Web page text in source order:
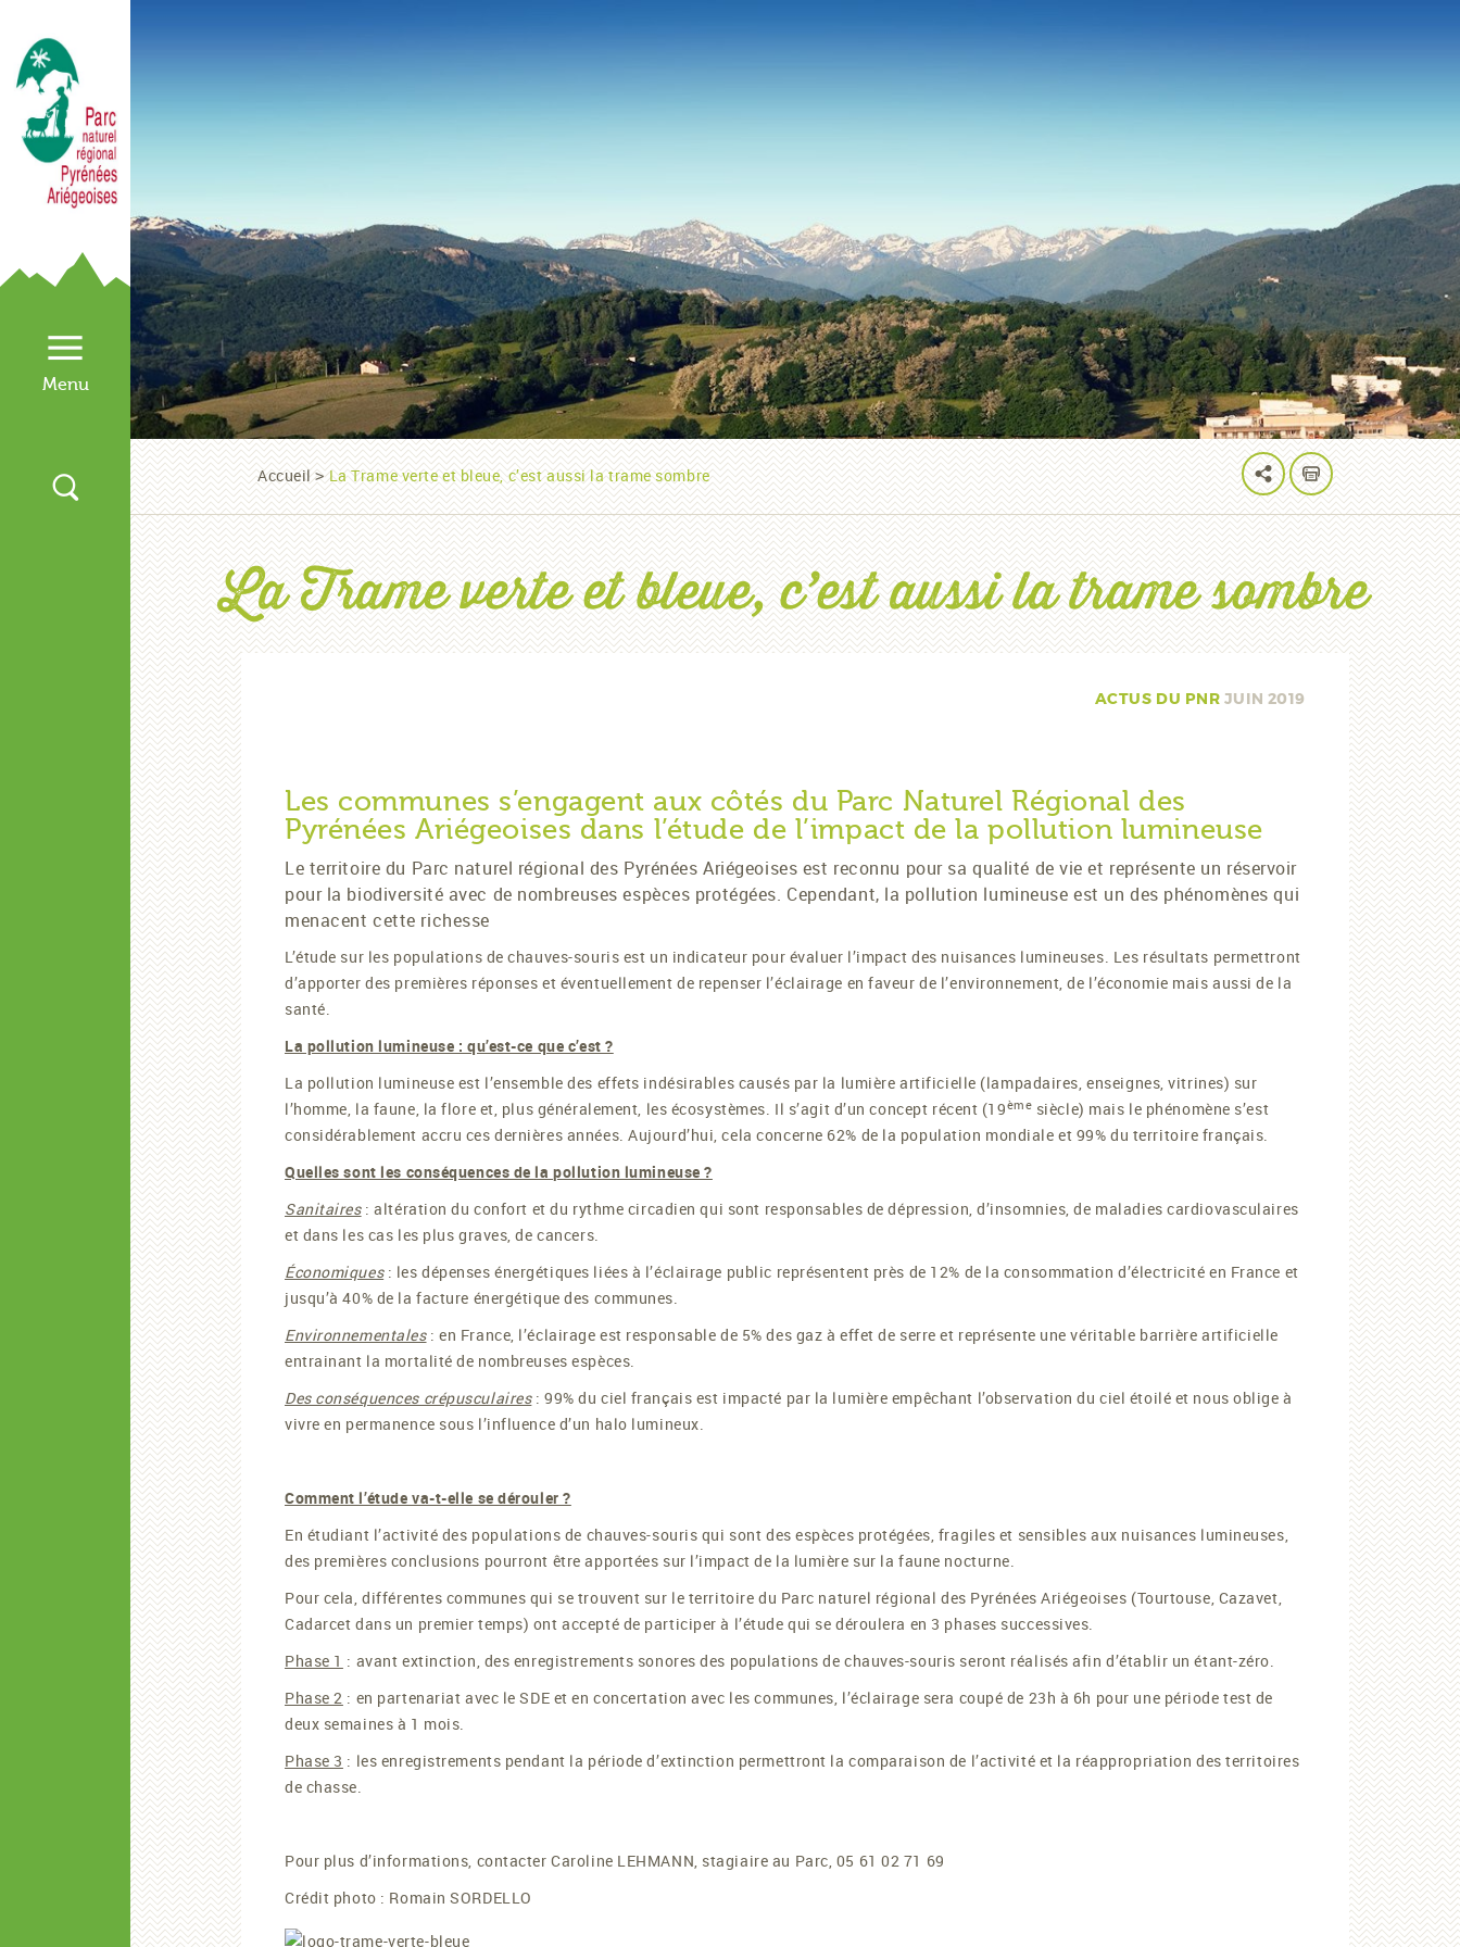
Accueil > La Trame verte et bleue, c’est aussi la trame sombre
La Trame verte et bleue, c’est aussi la trame sombre
ACTUS DU PNR JUIN 2019
Les communes s’engagent aux côtés du Parc Naturel Régional des
Pyrénées Ariégeoises dans l’étude de l’impact de la pollution lumineuse
Le territoire du Parc naturel régional des Pyrénées Ariégeoises est reconnu pour sa qualité de vie et représente un réservoir
pour la biodiversité avec de nombreuses espèces protégées. Cependant, la pollution lumineuse est un des phénomènes qui
menacent cette richesse
L’étude sur les populations de chauves-souris est un indicateur pour évaluer l’impact des nuisances lumineuses. Les résultats permettront
d’apporter des premières réponses et éventuellement de repenser l’éclairage en faveur de l’environnement, de l’économie mais aussi de la
santé.
La pollution lumineuse : qu’est-ce que c’est ?
La pollution lumineuse est l’ensemble des effets indésirables causés par la lumière artificielle (lampadaires, enseignes, vitrines) sur
l’homme, la faune, la flore et, plus généralement, les écosystèmes. Il s’agit d’un concept récent (19ème siècle) mais le phénomène s’est
considérablement accru ces dernières années. Aujourd’hui, cela concerne 62% de la population mondiale et 99% du territoire français.
Quelles sont les conséquences de la pollution lumineuse ?
Sanitaires : altération du confort et du rythme circadien qui sont responsables de dépression, d’insomnies, de maladies cardiovasculaires
et dans les cas les plus graves, de cancers.
Économiques : les dépenses énergétiques liées à l’éclairage public représentent près de 12% de la consommation d’électricité en France et
jusqu’à 40% de la facture énergétique des communes.
Environnementales : en France, l’éclairage est responsable de 5% des gaz à effet de serre et représente une véritable barrière artificielle
entrainant la mortalité de nombreuses espèces.
Des conséquences crépusculaires : 99% du ciel français est impacté par la lumière empêchant l’observation du ciel étoilé et nous oblige à
vivre en permanence sous l’influence d’un halo lumineux.
Comment l’étude va-t-elle se dérouler ?
En étudiant l’activité des populations de chauves-souris qui sont des espèces protégées, fragiles et sensibles aux nuisances lumineuses,
des premières conclusions pourront être apportées sur l’impact de la lumière sur la faune nocturne.
Pour cela, différentes communes qui se trouvent sur le territoire du Parc naturel régional des Pyrénées Ariégeoises (Tourtouse, Cazavet,
Cadarcet dans un premier temps) ont accepté de participer à l’étude qui se déroulera en 3 phases successives.
Phase 1 : avant extinction, des enregistrements sonores des populations de chauves-souris seront réalisés afin d’établir un étant-zéro.
Phase 2 : en partenariat avec le SDE et en concertation avec les communes, l’éclairage sera coupé de 23h à 6h pour une période test de
deux semaines à 1 mois.
Phase 3 : les enregistrements pendant la période d’extinction permettront la comparaison de l’activité et la réappropriation des territoires
de chasse.
Pour plus d’informations, contacter Caroline LEHMANN, stagiaire au Parc, 05 61 02 71 69
Crédit photo : Romain SORDELLO